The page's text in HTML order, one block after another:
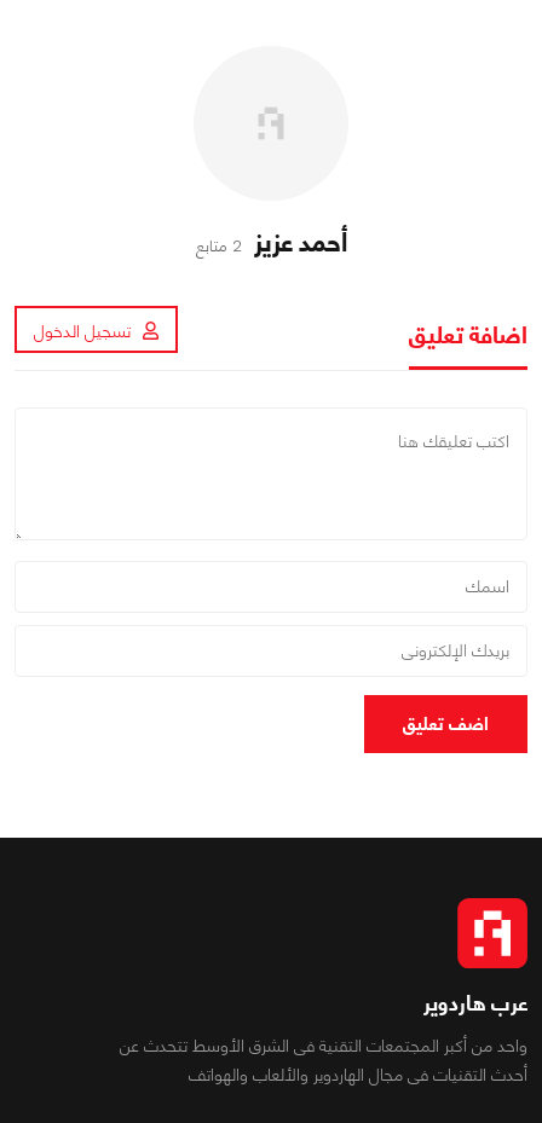
أحمد عزيز 2 متابع
اضافة تعليق تسجيل الدخول
اضف تعليق
عرب هاردوير
واحد من أكبر المجتمعات التقنية فى الشرق الأوسط تتحدث عن
أحدث التقنيات فى مجال الهاردوير والألعاب والهواتف